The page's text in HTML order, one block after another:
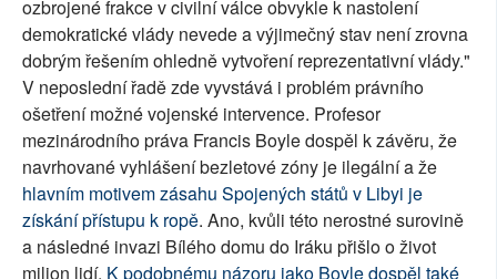
ozbrojené frakce v civilní válce obvykle k nastolení
demokratické vlády nevede a výjimečný stav není zrovna
dobrým řešením ohledně vytvoření reprezentativní vlády."
V neposlední řadě zde vyvstává i problém právního
ošetření možné vojenské intervence. Profesor
mezinárodního práva Francis Boyle dospěl k závěru, že
navrhované vyhlášení bezletové zóny je ilegální a že
hlavním motivem zásahu Spojených států v Libyi je
získání přístupu k ropě. Ano, kvůli této nerostné surovině
a následné invazi Bílého domu do Iráku přišlo o život
milion lidí. K podobnému názoru jako Boyle dospěl také